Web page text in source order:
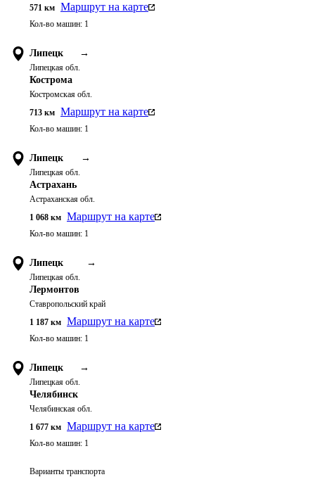
571 км Маршрут на карте
Кол-во машин: 1
Липецк →
Липецкая обл.
Кострома
Костромская обл.
713 км Маршрут на карте
Кол-во машин: 1
Липецк →
Липецкая обл.
Астрахань
Астраханская обл.
1 068 км Маршрут на карте
Кол-во машин: 1
Липецк →
Липецкая обл.
Лермонтов
Ставропольский край
1 187 км Маршрут на карте
Кол-во машин: 1
Липецк →
Липецкая обл.
Челябинск
Челябинская обл.
1 677 км Маршрут на карте
Кол-во машин: 1
Варианты транспорта